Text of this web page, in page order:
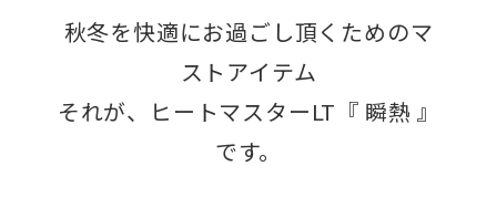
秋冬を快適にお過ごし頂くためのマ
ストアイテム
それが、ヒートマスターLT『 瞬熱 』
です。